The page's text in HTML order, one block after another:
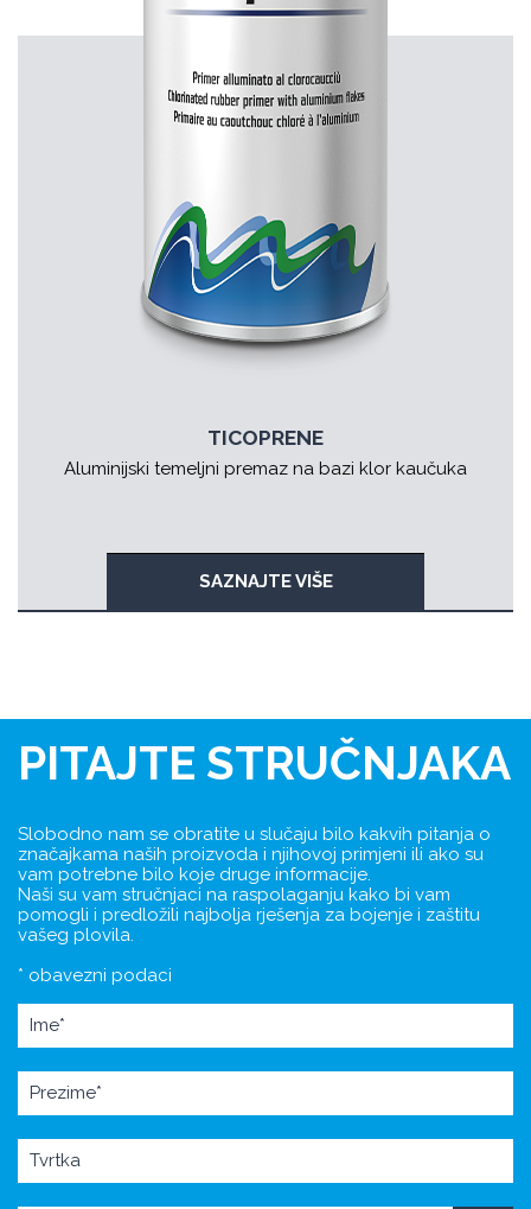
TICOPRENE
Aluminijski temeljni premaz na bazi klor kaučuka
SAZNAJTE VIŠE
PITAJTE STRUČNJAKA
Slobodno nam se obratite u slučaju bilo kakvih pitanja o
značajkama naših proizvoda i njihovoj primjeni ili ako su
vam potrebne bilo koje druge informacije.
Naši su vam stručnjaci na raspolaganju kako bi vam
pomogli i predložili najbolja rješenja za bojenje i zaštitu
vašeg plovila.
* obavezni podaci